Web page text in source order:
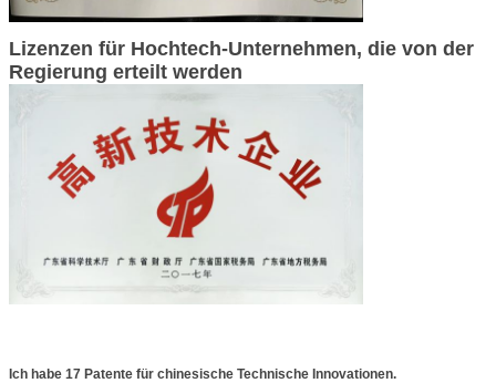
Lizenzen für Hochtech-Unternehmen, die von der
Regierung erteilt werden
Ich habe 17 Patente für chinesische Technische Innovationen.